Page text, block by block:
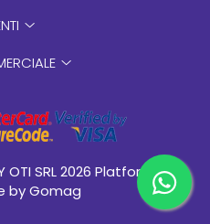
SRL 2026 Platforma E-
by Gomag